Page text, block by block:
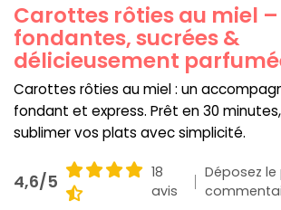
Cuisine pratique
Connexion
Carottes rôties au miel –
fondantes, sucrées &
délicieusement
Carottes rôties au miel : un
fondant et express. Prêt en 30
sublimer vos plats avec simplicité.
4,6/5
18
avis
Déposez